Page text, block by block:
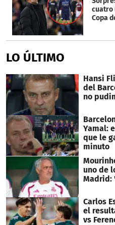
cuatro
Copa
LO ÚLTIMO
Hansi
del
no
Yamal:
que le
minuto
uno de
Madrid:
Carlos
el
vs